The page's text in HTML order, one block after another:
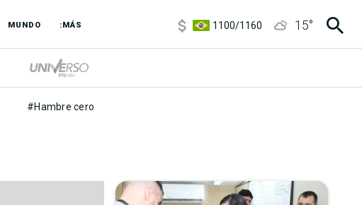
MUNDO :MÁS
1100/1160
15°
#Hambre cero